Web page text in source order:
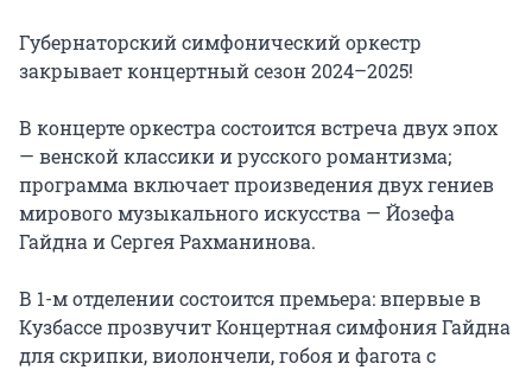
Губернаторский симфонический оркестр
закрывает концертный сезон 2024–2025!
В концерте оркестра состоится встреча двух эпох
— венской классики и русского романтизма;
программа включает произведения двух гениев
мирового музыкального искусства — Йозефа
Гайдна и Сергея Рахманинова.
В 1-м отделении состоится премьера: впервые в
Кузбассе прозвучит Концертная симфония Гайдна
для скрипки, виолончели, гобоя и фагота с